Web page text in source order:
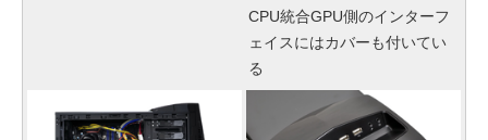
CPU統合GPU側のインターフ
ェイスにはカバーも付いてい
る